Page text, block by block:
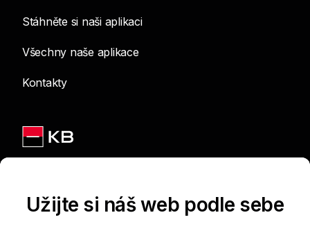
Stáhněte si naši aplikaci
Všechny naše aplikace
Kontakty
Užijte si náš web podle sebe